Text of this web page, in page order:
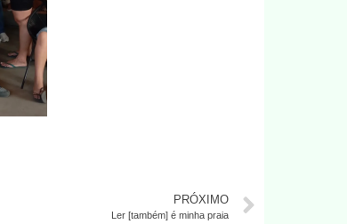
PRÓXIMO
Ler [também] é minha praia